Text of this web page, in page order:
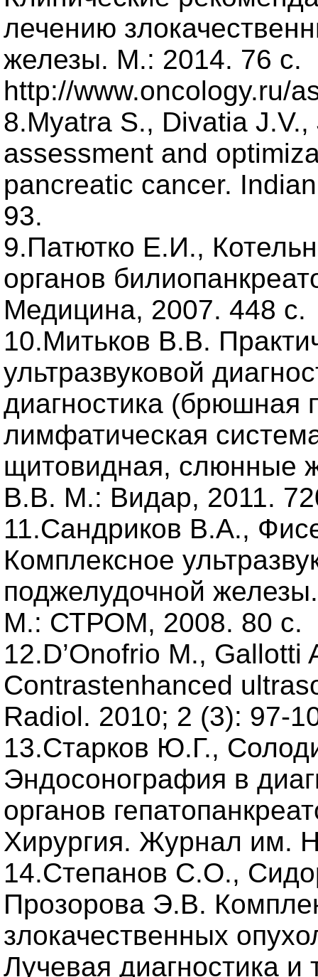
лечению
железы. М.: 2014. 76 с.
http://www.oncology.ru/
8.Myatra S., Divatia
assessment and
pancreatic cancer.
93.
9.Патютко Е.И.,
органов
Медицина, 2007. 448 с.
10.Митьков В.В.
ультразвуковой
диагностика (брюшная
лимфатическая
щитовидная, слюнные
В.В. М.: Видар, 2011.
11.Сандриков В.А.,
Комплексное
поджелудочной
М.: СТРОМ, 2008. 80 с.
12.D’Onofrio M., Gallotti
Contrastenhanced
Radiol. 2010; 2 (3): 97-
13.Старков Ю.Г.,
Эндосонография в
органов
Хирургия. Журнал им.
14.Степанов С.О.,
Прозорова Э.В.
злокачественных
Лучевая диагностика